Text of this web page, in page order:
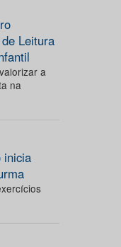
Leitura
a
na
inicia